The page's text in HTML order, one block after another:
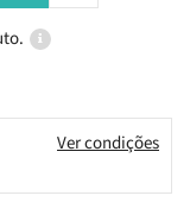
Ver condições